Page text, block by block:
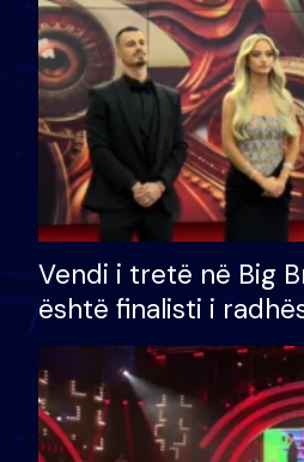
Vendi i tretë në Big
është finalisti i